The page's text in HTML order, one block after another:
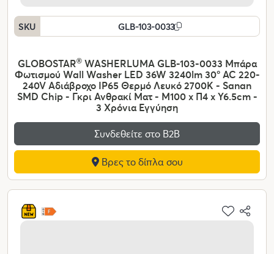
SKU GLB-103-0033
GLOBOSTAR®WASHERLUMA GLB-103-0033 Μπάρα
Φωτισμού Wall Washer LED 36W 3240lm 30° AC 220-
240V Αδιάβροχο IP65 Θερμό Λευκό 2700K - Sanan
SMD Chip - Γκρι Ανθρακί Ματ - Μ100 x Π4 x Υ6.5cm -
3 Χρόνια Εγγύηση
Συνδεθείτε στο Β2Β
Βρες το δίπλα σου